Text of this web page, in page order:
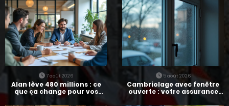
7 août 2026
Alan lève 480 millions : ce
que ça change pour vos
assurances
5 août 2026
Cambriolage avec fenêtre
ouverte : votre assurance
paie-t-elle ?